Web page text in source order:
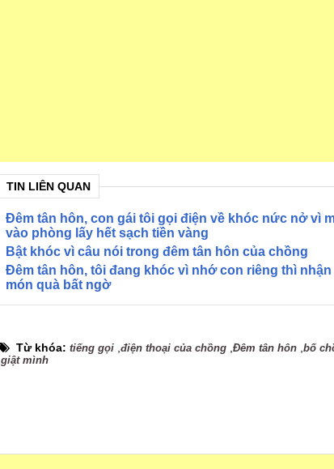
TIN LIÊN QUAN
Đêm tân hôn, con gái tôi gọi điện về khóc nức nở vì
vào phòng lấy hết sạch tiền vàng
Bật khóc vì câu nói trong đêm tân hôn của chồng
Đêm tân hôn, tôi đang khóc vì nhớ con riêng thì
món quà bất ngờ
Từ khóa: tiếng gọi điện thoại của chồng Đêm tân hôn bố
giật mình